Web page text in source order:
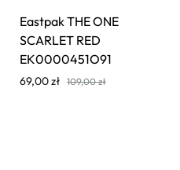
Eastpak THE ONE
SCARLET RED
EK0000451O91
69,00zł 109,00zł